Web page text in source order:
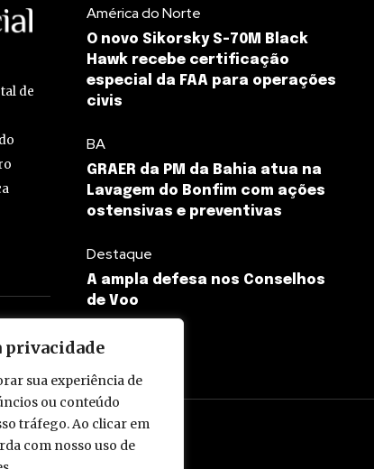
privacidade
sua experiência de
ou conteúdo
tráfego. Ao clicar em
com nosso uso de
de
América do Norte
O novo Sikorsky S-70M Black
Hawk recebe certificação
especial da FAA para operações
civis
BA
GRAER da PM da Bahia atua na
Lavagem do Bonfim com ações
ostensivas e preventivas
Destaque
A ampla defesa nos Conselhos
de Voo
direitos reservados. Brasil.